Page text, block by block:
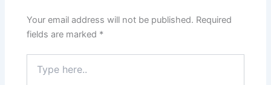
k
Your email address will not be published. Required
fields are marked *
here..